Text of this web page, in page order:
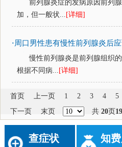
前列腺炎症的发病原因前列
加，但一般状... [详细]
· 周口男性患有慢性前列腺炎后
什么呢？慢性前列腺炎是前列腺组织
根据不同病... [详细]
首页 上一页 1 2 3 4 5
下一页
末页 共 20页
查症状 知费